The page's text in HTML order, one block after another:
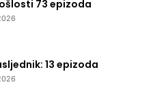
73 epizoda
13 epizoda